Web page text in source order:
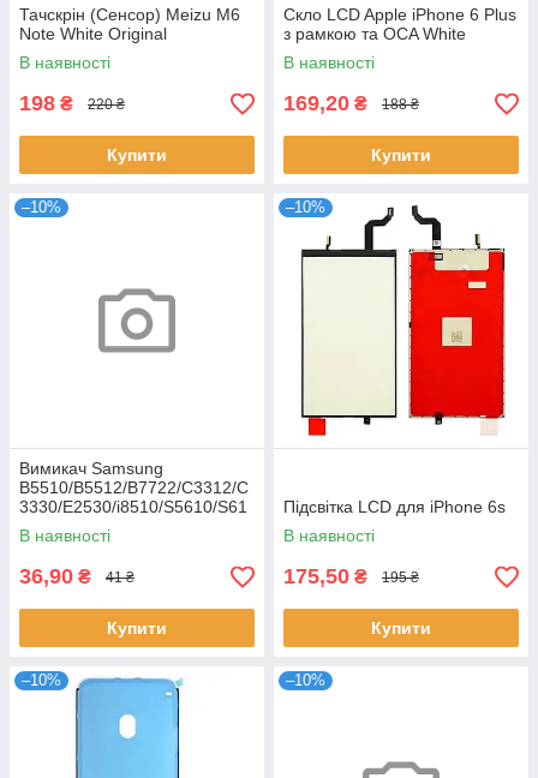
Тачскрін (Сенсор) Meizu M6
Note White Original
В наявності
198 ₴ 220 ₴
Купити
Скло LCD Apple iPhone 6 Plus
з рамкою та OCA White
В наявності
169,20 ₴ 188 ₴
Купити
–10%
Вимикач Samsung
B5510/B5512/B7722/C3312/C
3330/E2530/i8510/S5610/S61
02
В наявності
36,90 ₴ 41 ₴
Купити
–10%
Підсвітка LCD для iPhone 6s
В наявності
175,50 ₴ 195 ₴
Купити
–10% –10%